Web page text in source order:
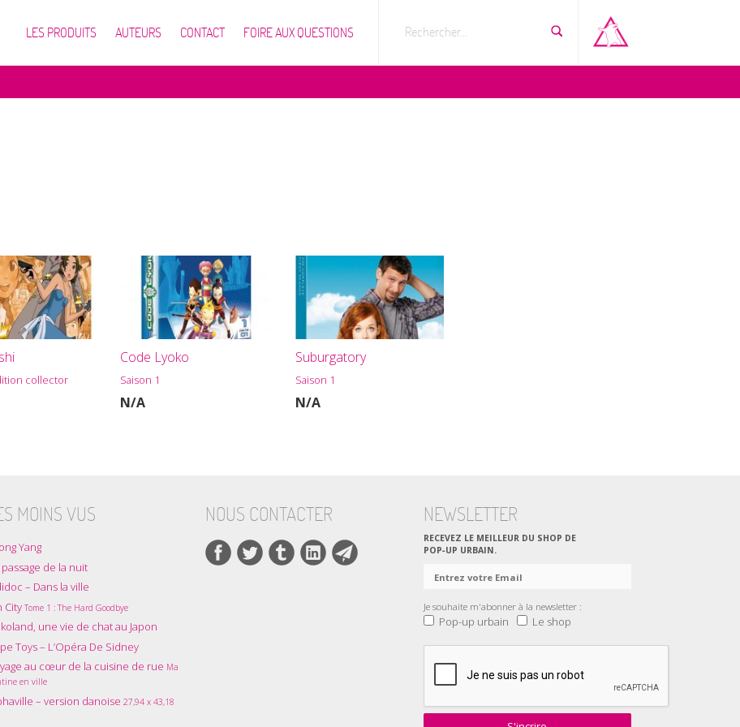
LES PRODUITS AUTEURS CONTACT FOIRE AUX QUESTIONS Rechercher...
collector
Code Lyoko
Saison 1
N/A
Suburgatory
Saison 1
N/A
MOINS VUS
Yang
de la nuit
– Dans la ville
CityTome 1 : The Hard Goodbye
une vie de chat au Japon
Toys – L’Opéra De Sidney
au cœur de la cuisine de rue Ma
en ville
– version danoise27,94 x 43,18
NOUS CONTACTER NEWSLETTER
RECEVEZ LE MEILLEUR DU SHOP DE
POP‑UP URBAIN.
Je souhaite m'abonner à la newsletter :
Pop-up urbain Le shop